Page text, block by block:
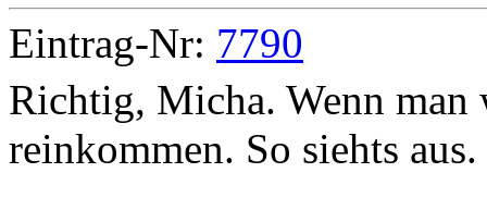
Eintrag-Nr: 7790
Richtig, Micha. Wenn
reinkommen. So siehts aus.